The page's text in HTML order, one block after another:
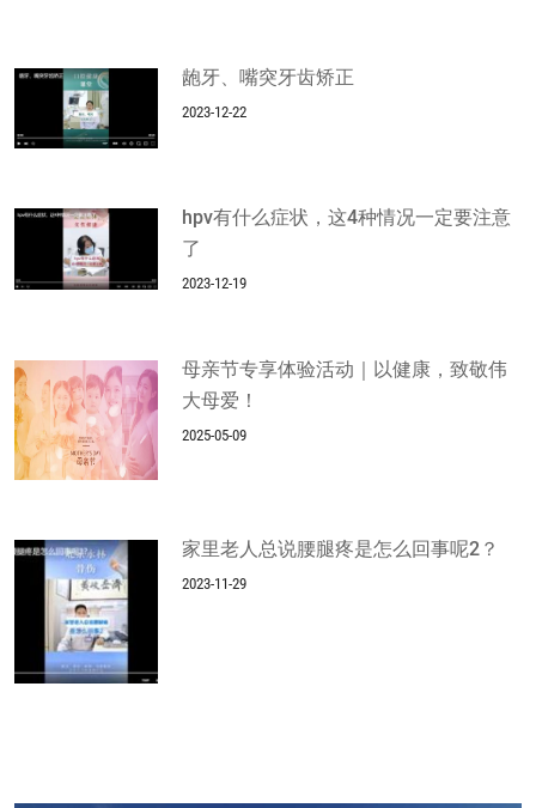
龅牙、嘴突牙齿矫正
2023-12-22
hpv有什么症状，这4种情况一定要注意
了
2023-12-19
母亲节专享体验活动｜以健康，致敬伟
大母爱！
2025-05-09
家里老人总说腰腿疼是怎么回事呢2？
2023-11-29